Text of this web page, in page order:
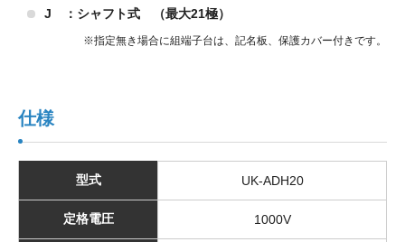
J ：シャフト式 （最大21極）
※指定無き場合に組端子台は、記名板、保護カバー付きです。
仕様
型式 UK-ADH20
定格電圧 1000V